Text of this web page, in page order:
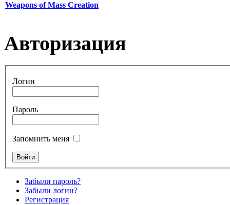
Weapons of Mass Creation
Авторизация
Логин
Пароль
Запомнить меня
Забыли пароль?
Забыли логин?
Регистрация